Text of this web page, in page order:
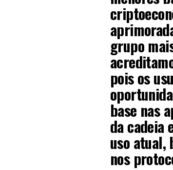
grupo
pois os
base nas
da cadeia
uso atual,
nos